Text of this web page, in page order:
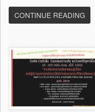
CONTINUE READING